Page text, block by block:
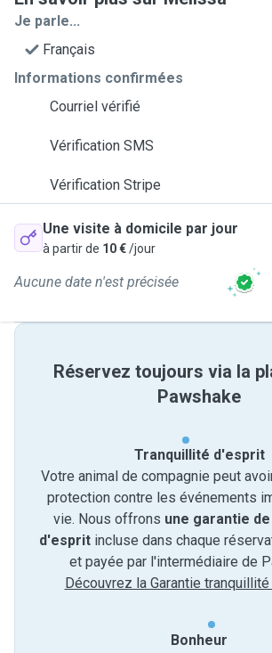
Je parle...
Français
Informations confirmées
Courriel vérifié
Vérification SMS
Vérification Stripe
Une visite à domicile par jour
à partir de 10 €/jour
Aucune date n'est précisée
Réservez toujours via la
Pawshake
Tranquillité d'esprit
Votre animal de compagnie peut
protection contre les événements
vie. Nous offrons une garantie
d'esprit incluse dans chaque
et payée par l'intermédiaire de
Découvrez la Garantie
Bonheur